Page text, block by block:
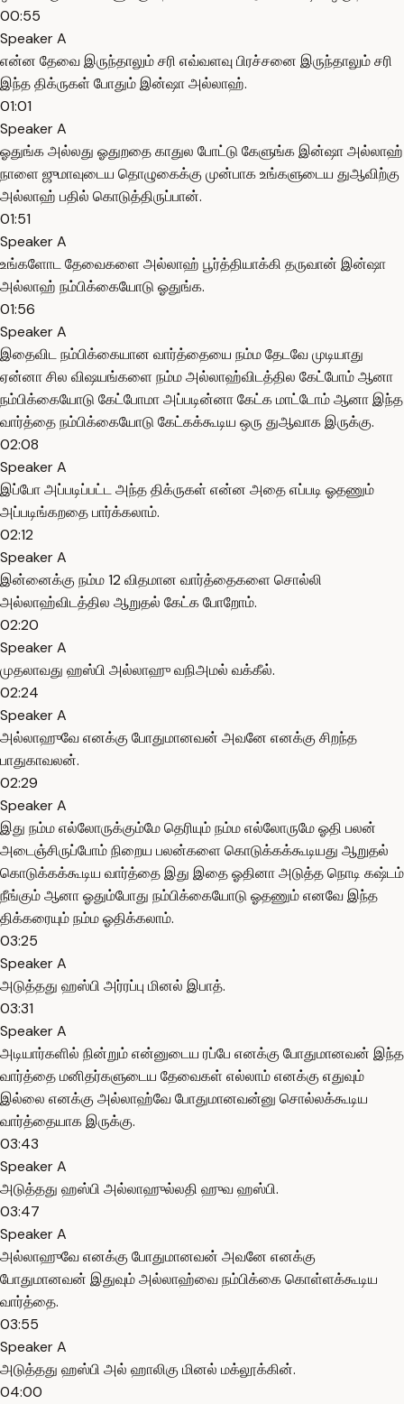
00:55
Speaker A
என்ன தேவை இருந்தாலும் சரி எவ்வளவு பிரச்சனை இருந்தாலும் சரி
இந்த திக்ருகள் போதும் இன்ஷா அல்லாஹ்.
01:01
Speaker A
ஓதுங்க அல்லது ஓதுறதை காதுல போட்டு கேளுங்க இன்ஷா அல்லாஹ்
நாளை ஜுமாவுடைய தொழுகைக்கு முன்பாக உங்களுடைய துஆவிற்கு
அல்லாஹ் பதில் கொடுத்திருப்பான்.
01:51
Speaker A
உங்களோட தேவைகளை அல்லாஹ் பூர்த்தியாக்கி தருவான் இன்ஷா
அல்லாஹ் நம்பிக்கையோடு ஓதுங்க.
01:56
Speaker A
இதைவிட நம்பிக்கையான வார்த்தையை நம்ம தேடவே முடியாது
ஏன்னா சில விஷயங்களை நம்ம அல்லாஹ்விடத்தில கேட்போம் ஆனா
நம்பிக்கையோடு கேட்போமா அப்படின்னா கேட்க மாட்டோம் ஆனா இந்த
வார்த்தை நம்பிக்கையோடு கேட்கக்கூடிய ஒரு துஆவாக இருக்கு.
02:08
Speaker A
இப்போ அப்படிப்பட்ட அந்த திக்ருகள் என்ன அதை எப்படி ஓதணும்
அப்படிங்கறதை பார்க்கலாம்.
02:12
Speaker A
இன்னைக்கு நம்ம 12 விதமான வார்த்தைகளை சொல்லி
அல்லாஹ்விடத்தில ஆறுதல் கேட்க போறோம்.
02:20
Speaker A
முதலாவது ஹஸ்பி அல்லாஹு வநிஅமல் வக்கீல்.
02:24
Speaker A
அல்லாஹுவே எனக்கு போதுமானவன் அவனே எனக்கு சிறந்த
பாதுகாவலன்.
02:29
Speaker A
இது நம்ம எல்லோருக்கும்மே தெரியும் நம்ம எல்லோருமே ஓதி பலன்
அடைஞ்சிருப்போம் நிறைய பலன்களை கொடுக்கக்கூடியது ஆறுதல்
கொடுக்கக்கூடிய வார்த்தை இது இதை ஓதினா அடுத்த நொடி கஷ்டம்
நீங்கும் ஆனா ஓதும்போது நம்பிக்கையோடு ஓதணும் எனவே இந்த
திக்கரையும் நம்ம ஓதிக்கலாம்.
03:25
Speaker A
அடுத்தது ஹஸ்பி அர்ரப்பு மினல் இபாத்.
03:31
Speaker A
அடியார்களில் நின்றும் என்னுடைய ரப்பே எனக்கு போதுமானவன் இந்த
வார்த்தை மனிதர்களுடைய தேவைகள் எல்லாம் எனக்கு எதுவும்
இல்லை எனக்கு அல்லாஹ்வே போதுமானவன்னு சொல்லக்கூடிய
வார்த்தையாக இருக்கு.
03:43
Speaker A
அடுத்தது ஹஸ்பி அல்லாஹுல்லதி ஹுவ ஹஸ்பி.
03:47
Speaker A
அல்லாஹுவே எனக்கு போதுமானவன் அவனே எனக்கு
போதுமானவன் இதுவும் அல்லாஹ்வை நம்பிக்கை கொள்ளக்கூடிய
வார்த்தை.
03:55
Speaker A
அடுத்தது ஹஸ்பி அல் ஹாலிகு மினல் மக்லூக்கின்.
04:00